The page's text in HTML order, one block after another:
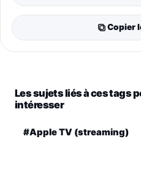
Copier
Les sujets liés à ces tags
intéresser
#Apple TV (streaming)